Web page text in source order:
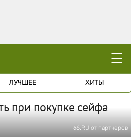
☰
ЛУЧШЕЕ ХИТЫ
при покупке сейфа
66.RU от партнеров